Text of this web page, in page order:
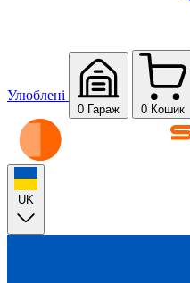
Улюблені
0 Гараж 0 Кошик